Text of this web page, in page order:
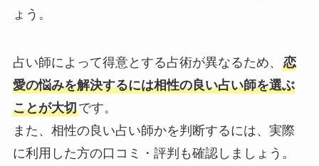
ょう。
占い師によって得意とする占術が異なるため、 恋
愛の悩みを解決するには相性の良い占い師を選ぶ
ことが大切です。
また、相性の良い占い師かを判断するには、実際
に利用した方の口コミ・評判も確認しましょう。